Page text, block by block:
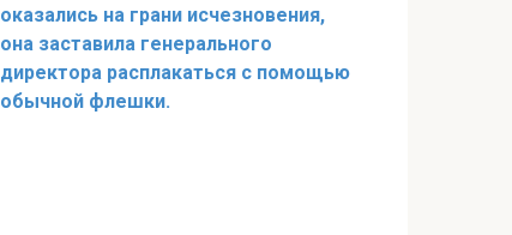
оказались на грани исчезновения,
она заставила генерального
директора расплакаться с помощью
обычной флешки.